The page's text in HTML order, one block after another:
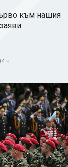
към нашия
ч.